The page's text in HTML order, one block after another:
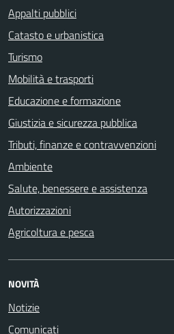
Appalti pubblici
Catasto e urbanistica
Turismo
Mobilità e trasporti
Educazione e formazione
Giustizia e sicurezza pubblica
Tributi, finanze e contravvenzioni
Ambiente
Salute, benessere e assistenza
Autorizzazioni
Agricoltura e pesca
NOVITÀ
Notizie
Comunicati